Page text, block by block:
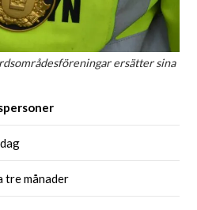
ersätter sina
tre månader